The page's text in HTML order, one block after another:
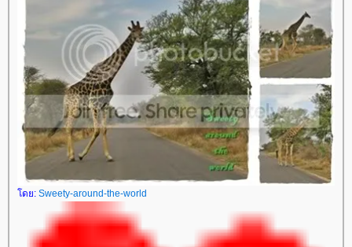
ดย: Sweety-around-the-world